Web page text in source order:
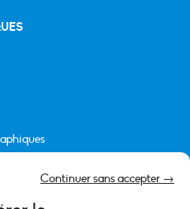
Continuer sans accepter →